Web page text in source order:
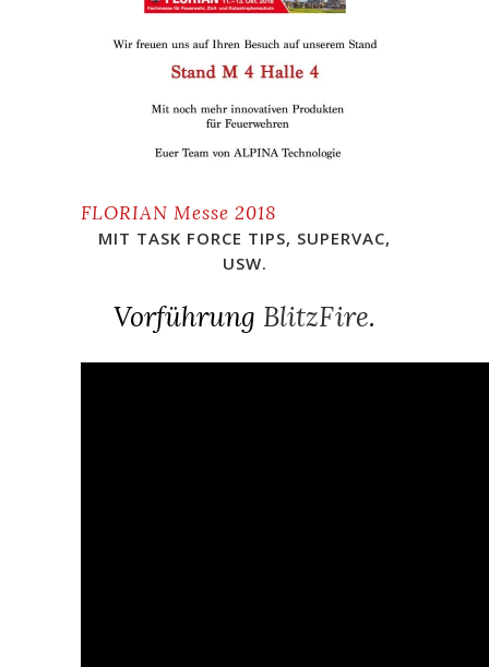
FLORIAN Messe 2018
MIT TASK FORCE TIPS, SUPERVAC,
USW.
Vorführung BlitzFire.